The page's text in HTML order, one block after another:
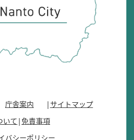
庁舎案内
サイトマップ
いて 免責事項
バシーポリシー